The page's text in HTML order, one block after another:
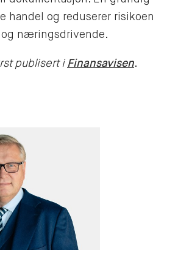
handel og reduserer risikoen
næringsdrivende.
publisert i Finansavisen.